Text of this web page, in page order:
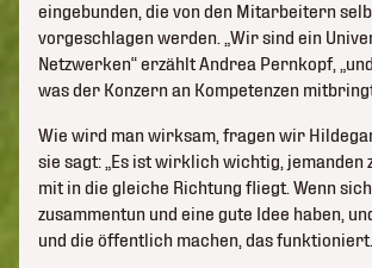
eingebunden, die von den Mitarbeitern
vorgeschlagen werden. „Wir sind ein
Netzwerken“ erzählt Andrea Pernkopf,
was der Konzern an Kompetenzen
Wie wird man wirksam, fragen wir
sie sagt: „Es ist wirklich wichtig, jemanden
mit in die gleiche Richtung fliegt. Wenn
zusammentun und eine gute Idee haben,
und die öffentlich machen, das